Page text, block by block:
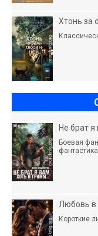
Хтонь за
Не брат я
Боевая
фантастика
Любовь
Короткие